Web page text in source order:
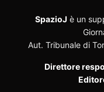
SpazioJ è un
Aut. Tribunale di
Direttore